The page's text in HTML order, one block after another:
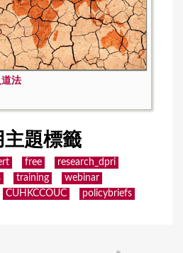
法
主題標籤
free
research_dpri
training
webinar
CUHKCCOUC policybriefs